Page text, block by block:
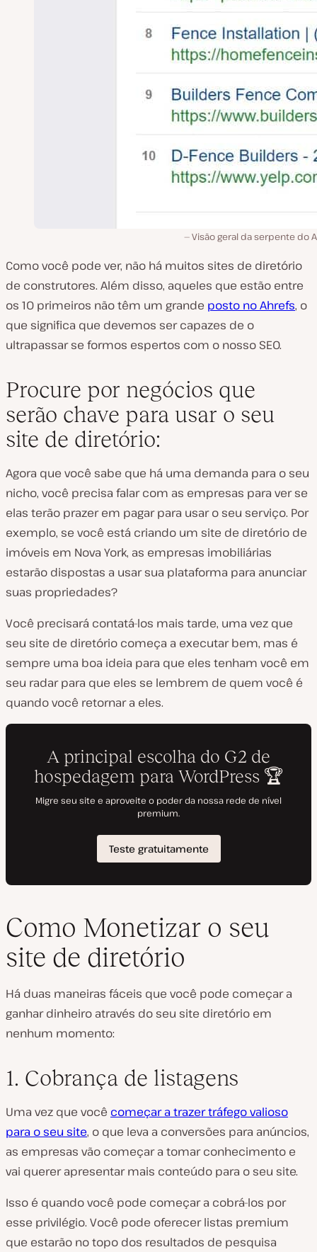
Visão geral da serpente do
Como você pode ver, não há muitos sites de diretório
de construtores. Além disso, aqueles que estão entre
os 10 primeiros não têm um grande posto no Ahrefs, o
que significa que devemos ser capazes de o
ultrapassar se formos espertos com o nosso SEO.
Procure por negócios que
serão chave para usar o seu
site de diretório:
Agora que você sabe que há uma demanda para o seu
nicho, você precisa falar com as empresas para ver se
elas terão prazer em pagar para usar o seu serviço. Por
exemplo, se você está criando um site de diretório de
imóveis em Nova York, as empresas imobiliárias
estarão dispostas a usar sua plataforma para anunciar
suas propriedades?
Você precisará contatá-los mais tarde, uma vez que
seu site de diretório começa a executar bem, mas é
sempre uma boa ideia para que eles tenham você em
seu radar para que eles se lembrem de quem você é
quando você retornar a eles.
Como Monetizar o seu
site de diretório
Há duas maneiras fáceis que você pode começar a
ganhar dinheiro através do seu site diretório em
nenhum momento:
1. Cobrança de listagens
Uma vez que você começar a trazer tráfego valioso
para o seu site, o que leva a conversões para anúncios,
as empresas vão começar a tomar conhecimento e
vai querer apresentar mais conteúdo para o seu site.
Isso é quando você pode começar a cobrá-los por
esse privilégio. Você pode oferecer listas premium
que estarão no topo dos resultados de pesquisa